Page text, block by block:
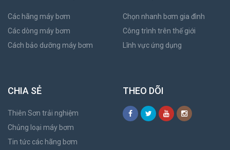
Các hãng máy bơm
Các dòng máy bơm
Cách bảo dưỡng máy bơm
Chọn nhanh bơm gia đình
Công trình trên thế giới
Lĩnh vực ứng dụng
CHIA SẺ
Thiên Sơn trải nghiệm
Chủng loại máy bơm
Tin tức các hãng bơm
THEO DÕI